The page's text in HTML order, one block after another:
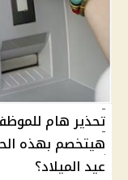
تحذير هام
عيد الميلاد؟